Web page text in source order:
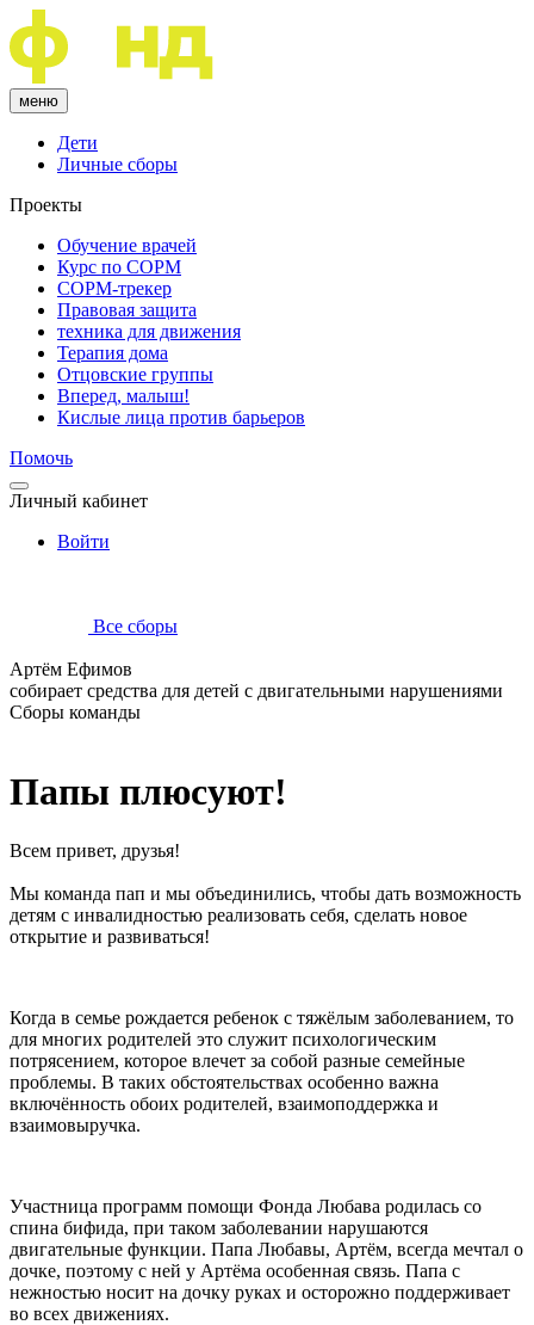
меню
Дети
Личные сборы
Проекты
Обучение врачей
Курс по COPM
COPM-трекер
Правовая защита
техника для движения
Терапия дома
Отцовские группы
Вперед, малыш!
Кислые лица против барьеров
Помочь
Личный кабинет
Войти
Все сборы
Артём Ефимов
собирает средства для детей с двигательными нарушениями
Сборы команды
Папы плюсуют!
Всем привет, друзья!
Мы команда пап и мы объединились, чтобы дать возможность
детям с инвалидностью реализовать себя, сделать новое
открытие и развиваться!
Когда в семье рождается ребенок с тяжёлым заболеванием, то
для многих родителей это служит психологическим
потрясением, которое влечет за собой разные семейные
проблемы. В таких обстоятельствах особенно важна
включённость обоих родителей, взаимоподдержка и
взаимовыручка.
Участница программ помощи Фонда Любава родилась со
спина бифида, при таком заболевании нарушаются
двигательные функции. Папа Любавы, Артём, всегда мечтал о
дочке, поэтому с ней у Артёма особенная связь. Папа с
нежностью носит на дочку руках и осторожно поддерживает
во всех движениях.